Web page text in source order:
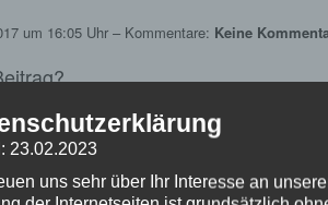
um 16:05 Uhr – Kommentare: Keine
(Bisher keine Bewertungen)
Project Ozone 2 Reloaded ★
#007 – Zurück in den Nether
23.02.2023
uns sehr über Ihr Interesse an